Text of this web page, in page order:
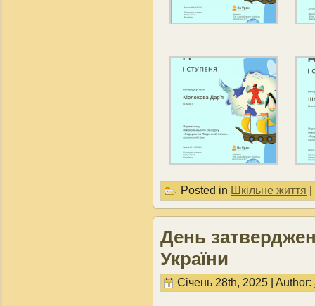
Posted in Шкільне життя |
День
України
Січень 28th, 2025 | Author: